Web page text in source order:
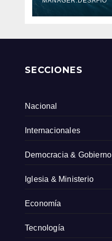
SECCIONES
Nacional
Internacionales
Democracia & Gobierno
Iglesia & Ministerio
Economía
Tecnología